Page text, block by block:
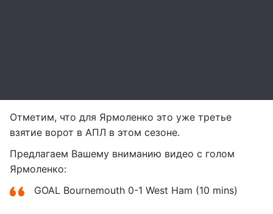
Отметим, что для Ярмоленко это уже третье
взятие ворот в АПЛ в этом сезоне.
Предлагаем Вашему вниманию видео с голом
Ярмоленко:
GOAL Bournemouth 0-1 West Ham (10 mins)